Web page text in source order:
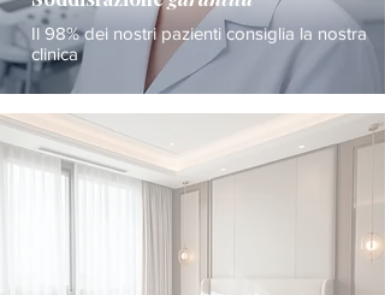
Il 98% dei nostri pazienti consiglia la nostra
clinica